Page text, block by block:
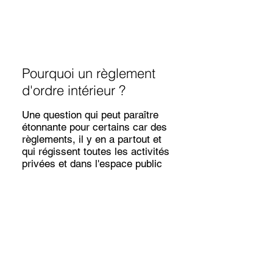
Pourquoi un règlement
d'ordre intérieur ?
Une question qui peut paraître
étonnante pour certains car des
règlements, il y en a partout et
qui régissent toutes les activités
privées et dans l'espace public